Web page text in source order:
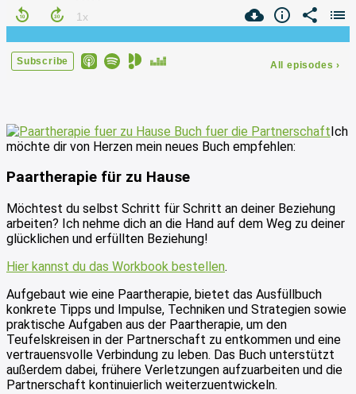
Ich
möchte dir von Herzen mein neues Buch empfehlen:
Paartherapie für zu Hause
Möchtest du selbst Schritt für Schritt an deiner Beziehung
arbeiten? Ich nehme dich an die Hand auf dem Weg zu deiner
glücklichen und erfüllten Beziehung!
Hier kannst du das Workbook bestellen.
Aufgebaut wie eine Paartherapie, bietet das Ausfüllbuch
konkrete Tipps und Impulse, Techniken und Strategien sowie
praktische Aufgaben aus der Paartherapie, um den
Teufelskreisen in der Partnerschaft zu entkommen und eine
vertrauensvolle Verbindung zu leben. Das Buch unterstützt
außerdem dabei, frühere Verletzungen aufzuarbeiten und die
Partnerschaft kontinuierlich weiterzuentwickeln.